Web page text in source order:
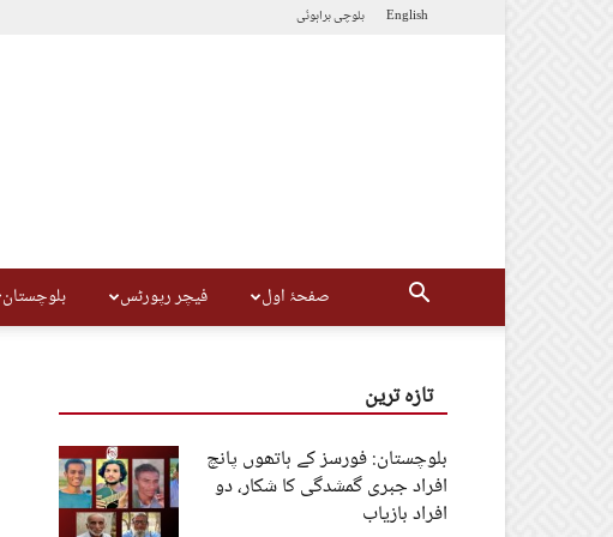
English بلوچیبراہوئی
صفحۂ اول فیچر رپورٹس بلوچستان
تازہ ترین
بلوچستان: فورسز کے ہاتھوں پانچ
افراد جبری گمشدگی کا شکار، دو
افراد بازیاب